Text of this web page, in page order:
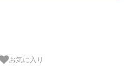
お気に入り